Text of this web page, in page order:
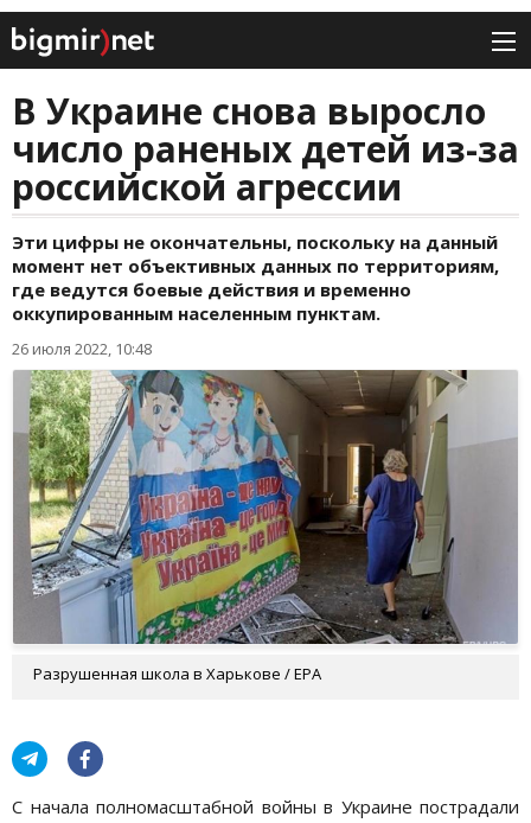
В Украине снова выросло
число раненых детей из-за
российской агрессии
Эти цифры не окончательны, поскольку на данный
момент нет объективных данных по территориям,
где ведутся боевые действия и временно
оккупированным населенным пунктам.
26 июля 2022, 10:48
Разрушенная школа в Харькове / EPA
С начала полномасштабной войны в Украине пострадали